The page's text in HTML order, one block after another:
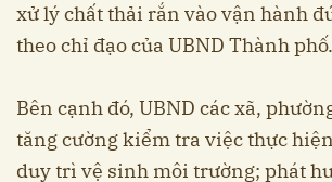
xử lý chất thải rắn vào vận hành
theo chỉ đạo của UBND Thành phố.
Bên cạnh đó, UBND các xã,
tăng cường kiểm tra việc thực
duy trì vệ sinh môi trường; phát